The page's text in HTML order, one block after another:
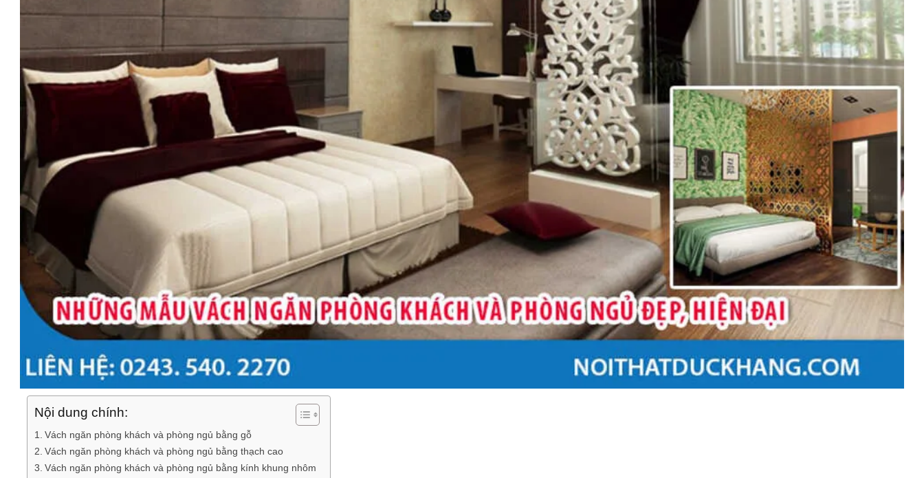
Nội dung chính:
Vách ngăn phòng khách và phòng ngủ bằng gỗ
Vách ngăn phòng khách và phòng ngủ bằng thạch cao
Vách ngăn phòng khách và phòng ngủ bằng kính khung nhôm